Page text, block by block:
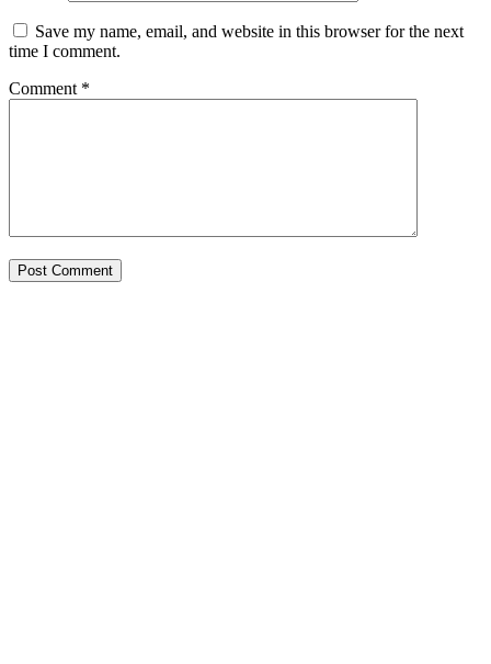
Save my name, email, and website in this browser for the next
time I comment.
Comment *